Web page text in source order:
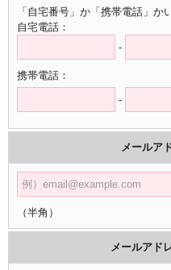
「自宅番号」か「携帯電話」か
自宅電話：
-
携帯電話：
-
メールア
（半角）
メールアド